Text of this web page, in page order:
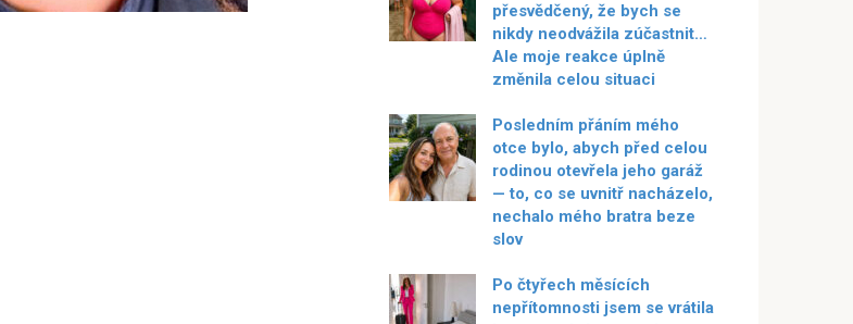
přesvědčený, že bych se
nikdy neodvážila zúčastnit…
Ale moje reakce úplně
změnila celou situaci
Posledním přáním mého
otce bylo, abych před celou
rodinou otevřela jeho garáž
— to, co se uvnitř nacházelo,
nechalo mého bratra beze
slov
Po čtyřech měsících
nepřítomnosti jsem se vrátila